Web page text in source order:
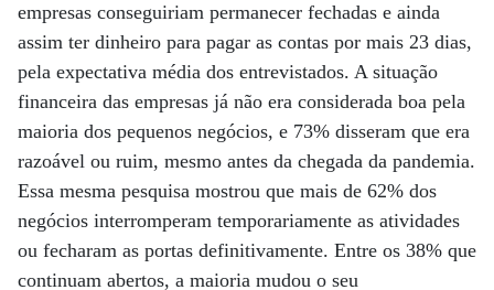
empresas conseguiriam permanecer fechadas e ainda
assim ter dinheiro para pagar as contas por mais 23 dias,
pela expectativa média dos entrevistados. A situação
financeira das empresas já não era considerada boa pela
maioria dos pequenos negócios, e 73% disseram que era
razoável ou ruim, mesmo antes da chegada da pandemia.
Essa mesma pesquisa mostrou que mais de 62% dos
negócios interromperam temporariamente as atividades
ou fecharam as portas definitivamente. Entre os 38% que
continuam abertos, a maioria mudou o seu